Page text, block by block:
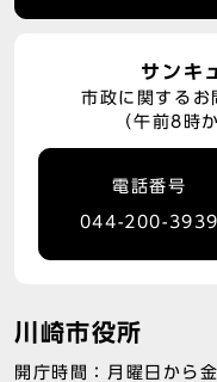
サンキ
市政に関するお
（午前8時
電話番号
044-200-3939
川崎市役所
開庁時間：月曜日から